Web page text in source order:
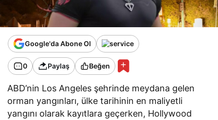
Google'da Abone Ol
0 Paylaş Beğen
ABD’nin Los Angeles şehrinde meydana gelen
orman yangınları, ülke tarihinin en maliyetli
yangını olarak kayıtlara geçerken, Hollywood